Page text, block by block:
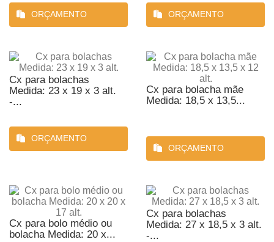
ORÇAMENTO ORÇAMENTO
Cx para bolachas
Medida: 23 x 19 x 3 alt.
-...
ORÇAMENTO
Cx para bolacha mãe
Medida: 18,5 x 13,5...
ORÇAMENTO
Cx para bolo médio ou
bolacha Medida: 20 x...
Cx para bolachas
Medida: 27 x 18,5 x 3 alt.
-...